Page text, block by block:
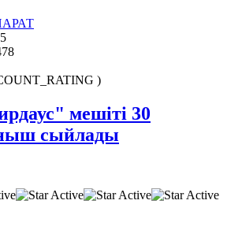
)
мешіті 30
сыйлады